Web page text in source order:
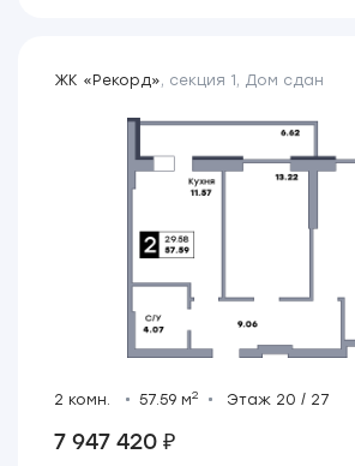
ЖК «Рекорд», секция 1, Дом сдан
2 комн. 57.59 м2 Этаж 20 / 27
7 947 420 ₽